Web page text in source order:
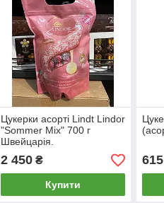
Цукерки асорті Lindt Lindor
"Sommer Mix" 700 г
Швейцарія.
2 450₴
Купити
615